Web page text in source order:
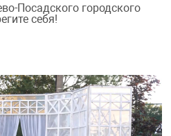
Посадского городского
себя!